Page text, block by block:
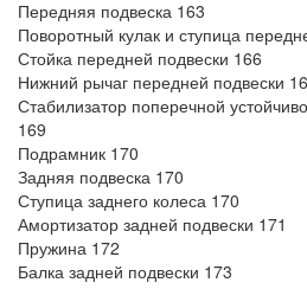
Передняя подвеска 163
Поворотный кулак и ступица
Стойка передней подвески 166
Нижний рычаг передней подвески
Стабилизатор поперечной
169
Подрамник 170
Задняя подвеска 170
Ступица заднего колеса 170
Амортизатор задней подвески 171
Пружина 172
Балка задней подвески 173